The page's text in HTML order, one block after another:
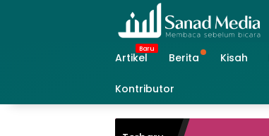
Artikel
Berita Kisah
Kontributor